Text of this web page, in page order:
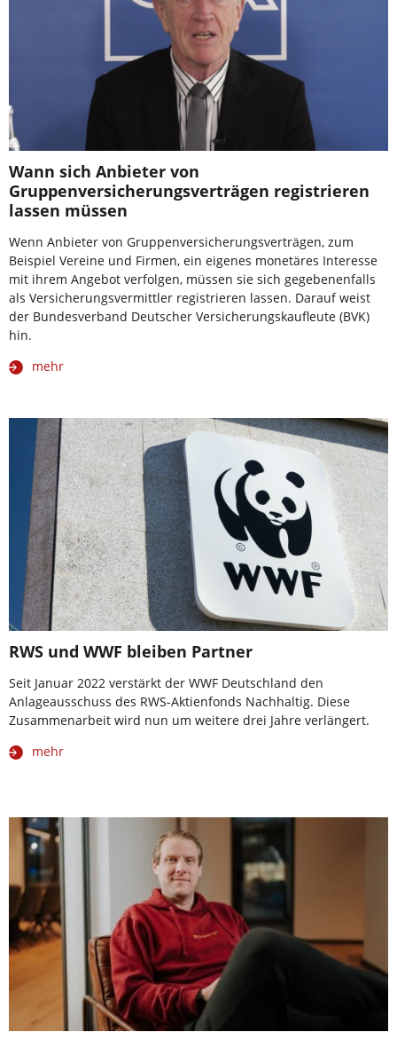
Wann sich Anbieter von
Gruppenversicherungsverträgen registrieren
lassen müssen
Wenn Anbieter von Gruppenversicherungsverträgen, zum
Beispiel Vereine und Firmen, ein eigenes monetäres Interesse
mit ihrem Angebot verfolgen, müssen sie sich gegebenenfalls
als Versicherungsvermittler registrieren lassen. Darauf weist
der Bundesverband Deutscher Versicherungskaufleute (BVK)
hin.
mehr
RWS und WWF bleiben Partner
Seit Januar 2022 verstärkt der WWF Deutschland den
Anlageausschuss des RWS-Aktienfonds Nachhaltig. Diese
Zusammenarbeit wird nun um weitere drei Jahre verlängert.
mehr